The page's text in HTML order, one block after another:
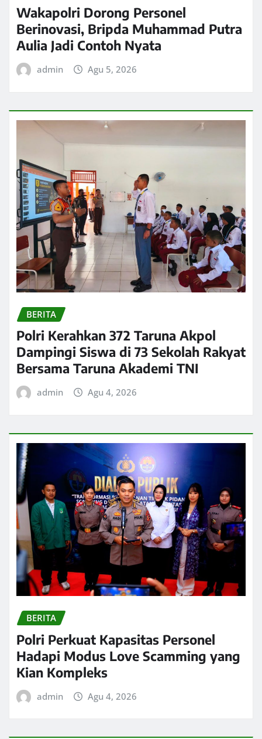
Wakapolri Dorong Personel
Berinovasi, Bripda Muhammad Putra
Aulia Jadi Contoh Nyata
admin Agu 5, 2026
BERITA
Polri Kerahkan 372 Taruna Akpol
Dampingi Siswa di 73 Sekolah Rakyat
Bersama Taruna Akademi TNI
admin Agu 4, 2026
BERITA
Polri Perkuat Kapasitas Personel
Hadapi Modus Love Scamming yang
Kian Kompleks
admin Agu 4, 2026